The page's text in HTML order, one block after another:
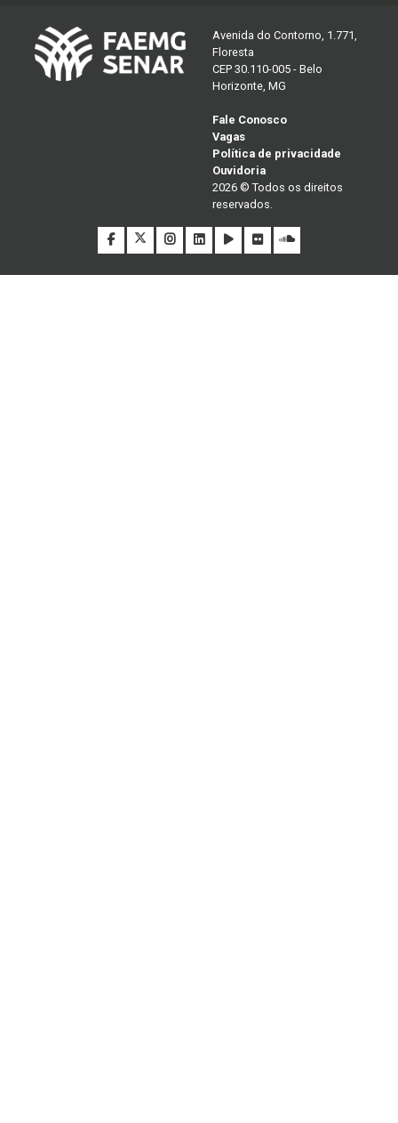
Avenida do Contorno, 1.771,
Floresta
CEP 30.110-005 - Belo
Horizonte, MG
Fale Conosco
Vagas
Política de privacidade
Ouvidoria
2026 © Todos os direitos
reservados.